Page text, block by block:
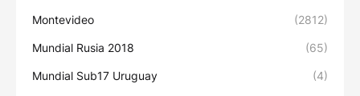
Montevideo (2812)
Mundial Rusia 2018 (65)
Mundial Sub17 Uruguay (4)